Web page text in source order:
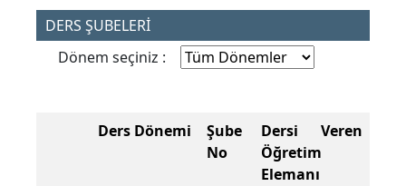
DERS ŞUBELERİ
Dönem seçiniz :
Ders Dönemi
Şube
No
Dersi Veren
Öğretim
Elemanı